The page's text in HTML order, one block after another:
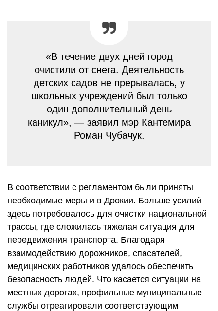
«В течение двух дней город
очистили от снега. Деятельность
детских садов не прерывалась, у
школьных учреждений был только
один дополнительный день
каникул», — заявил мэр Кантемира
Роман Чубачук.
В соответствии с регламентом были приняты
необходимые меры и в Дрокии. Больше усилий
здесь потребовалось для очистки национальной
трассы, где сложилась тяжелая ситуация для
передвижения транспорта. Благодаря
взаимодействию дорожников, спасателей,
медицинских работников удалось обеспечить
безопасность людей. Что касается ситуации на
местных дорогах, профильные муниципальные
службы отреагировали соответствующим